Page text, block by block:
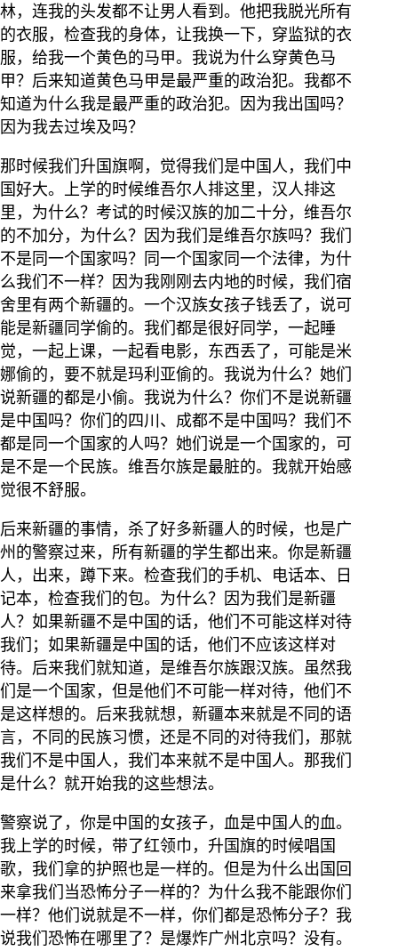
林，连我的头发都不让男人看到。他把我脱光所有
的衣服，检查我的身体，让我换一下，穿监狱的衣
服，给我一个黄色的马甲。我说为什么穿黄色马
甲？后来知道黄色马甲是最严重的政治犯。我都不
知道为什么我是最严重的政治犯。因为我出国吗？
因为我去过埃及吗？
那时候我们升国旗啊，觉得我们是中国人，我们中
国好大。上学的时候维吾尔人排这里，汉人排这
里，为什么？考试的时候汉族的加二十分，维吾尔
的不加分，为什么？因为我们是维吾尔族吗？我们
不是同一个国家吗？同一个国家同一个法律，为什
么我们不一样？因为我刚刚去内地的时候，我们宿
舍里有两个新疆的。一个汉族女孩子钱丢了，说可
能是新疆同学偷的。我们都是很好同学，一起睡
觉，一起上课，一起看电影，东西丢了，可能是米
娜偷的，要不就是玛利亚偷的。我说为什么？她们
说新疆的都是小偷。我说为什么？你们不是说新疆
是中国吗？你们的四川、成都不是中国吗？我们不
都是同一个国家的人吗？她们说是一个国家的，可
是不是一个民族。维吾尔族是最脏的。我就开始感
觉很不舒服。
后来新疆的事情，杀了好多新疆人的时候，也是广
州的警察过来，所有新疆的学生都出来。你是新疆
人，出来，蹲下来。检查我们的手机、电话本、日
记本，检查我们的包。为什么？因为我们是新疆
人？如果新疆不是中国的话，他们不可能这样对待
我们；如果新疆是中国的话，他们不应该这样对
待。后来我们就知道，是维吾尔族跟汉族。虽然我
们是一个国家，但是他们不可能一样对待，他们不
是这样想的。后来我就想，新疆本来就是不同的语
言，不同的民族习惯，还是不同的对待我们，那就
我们不是中国人，我们本来就不是中国人。那我们
是什么？就开始我的这些想法。
警察说了，你是中国的女孩子，血是中国人的血。
我上学的时候，带了红领巾，升国旗的时候唱国
歌，我们拿的护照也是一样的。但是为什么出国回
来拿我们当恐怖分子一样的？为什么我不能跟你们
一样？他们说就是不一样，你们都是恐怖分子？我
说我们恐怖在哪里了？是爆炸广州北京吗？没有。